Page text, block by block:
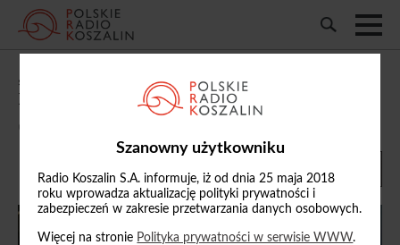
Szanowny użytkowniku
Radio Koszalin S.A. informuje, iż od dnia 25 maja 2018
roku wprowadza aktualizację polityki prywatności i
zabezpieczeń w zakresie przetwarzania danych osobowych.
Więcej na stronie Polityka prywatności w serwisie WWW.
„Wieczorne spotkania”: rozmawialiśmy o
Powiatowej Radzie Seniorów w Koszalinie
03/06/2026, 20:03